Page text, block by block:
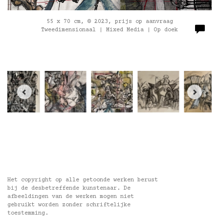
55 x 70 cm, © 2023, prijs op aanvraag
Tweedimensionaal | Mixed Media | Op doek
Het copyright op alle getoonde werken berust
bij de desbetreffende kunstenaar. De
afbeeldingen van de werken mogen niet
gebruikt worden zonder schriftelijke
toestemming.